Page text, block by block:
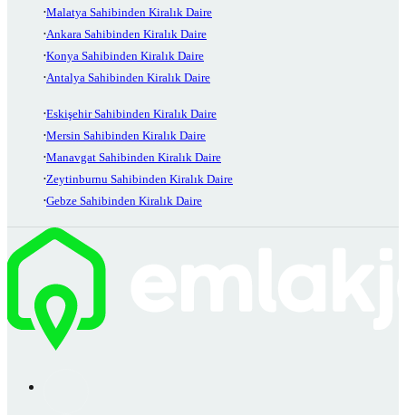
Malatya Sahibinden Kiralık Daire
Ankara Sahibinden Kiralık Daire
Konya Sahibinden Kiralık Daire
Antalya Sahibinden Kiralık Daire
Eskişehir Sahibinden Kiralık Daire
Mersin Sahibinden Kiralık Daire
Manavgat Sahibinden Kiralık Daire
Zeytinburnu Sahibinden Kiralık Daire
Gebze Sahibinden Kiralık Daire